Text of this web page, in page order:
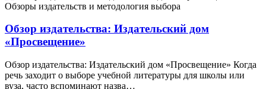
Обзоры издательств и методология выбора
Обзор издательства: Издательский дом
«Просвещение»
Обзор издательства: Издательский дом «Просвещение» Когда
речь заходит о выборе учебной литературы для школы или
вуза, часто вспоминают назва…